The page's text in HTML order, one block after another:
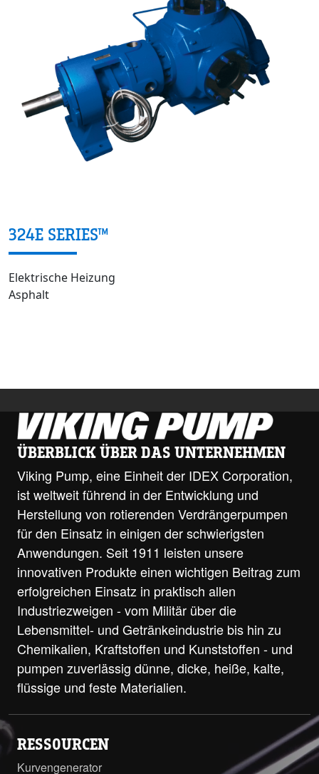
324E SERIES™
Elektrische Heizung
Asphalt
ÜBERBLICK ÜBER DAS UNTERNEHMEN
Viking Pump, eine Einheit der IDEX Corporation,
ist weltweit führend in der Entwicklung und
Herstellung von rotierenden Verdrängerpumpen
für den Einsatz in einigen der schwierigsten
Anwendungen. Seit 1911 leisten unsere
innovativen Produkte einen wichtigen Beitrag zum
erfolgreichen Einsatz in praktisch allen
Industriezweigen - vom Militär über die
Lebensmittel- und Getränkeindustrie bis hin zu
Chemikalien, Kraftstoffen und Kunststoffen - und
pumpen zuverlässig dünne, dicke, heiße, kalte,
flüssige und feste Materialien.
RESSOURCEN
Kurvengenerator